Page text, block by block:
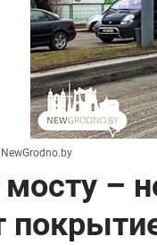
| NewGrodno.by
–